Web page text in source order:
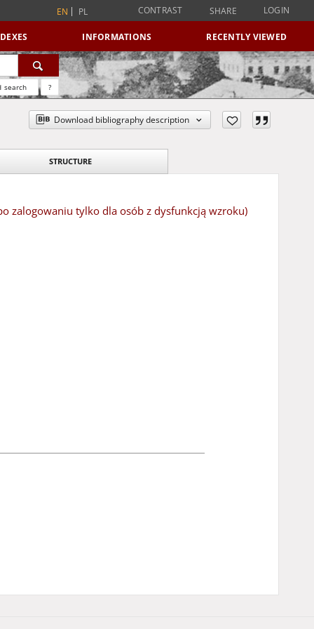
EN PL CONTRAST SHARE LOGIN
INFORMATIONS RECENTLY VIEWED
search ?
Download bibliography description
STRUCTURE
zalogowaniu tylko dla osób z dysfunkcją wzroku)